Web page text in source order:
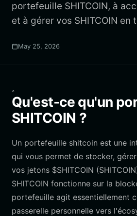
portefeuille SHITCOIN, à
et à gérer vos SHITCOIN en
May 25, 2026
。
Qu'est-ce qu'un
SHITCOIN ?
Un portefeuille shitcoin est une
qui vous permet de stocker,
vos jetons $SHITCOIN
SHITCOIN fonctionne sur la
portefeuille agit essentiellement
passerelle personnelle vers